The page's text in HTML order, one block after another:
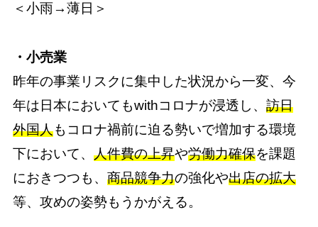
＜小雨→薄日＞
・小売業
昨年の事業リスクに集中した状況から一変、今
年は日本においてもwithコロナが浸透し、 訪日
外国人もコロナ禍前に迫る勢いで増加する環境
下において、 人件費の上昇や労働力確保を課題
におきつつも、 商品競争力の強化や出店の拡大
等、攻めの姿勢もうかがえる。